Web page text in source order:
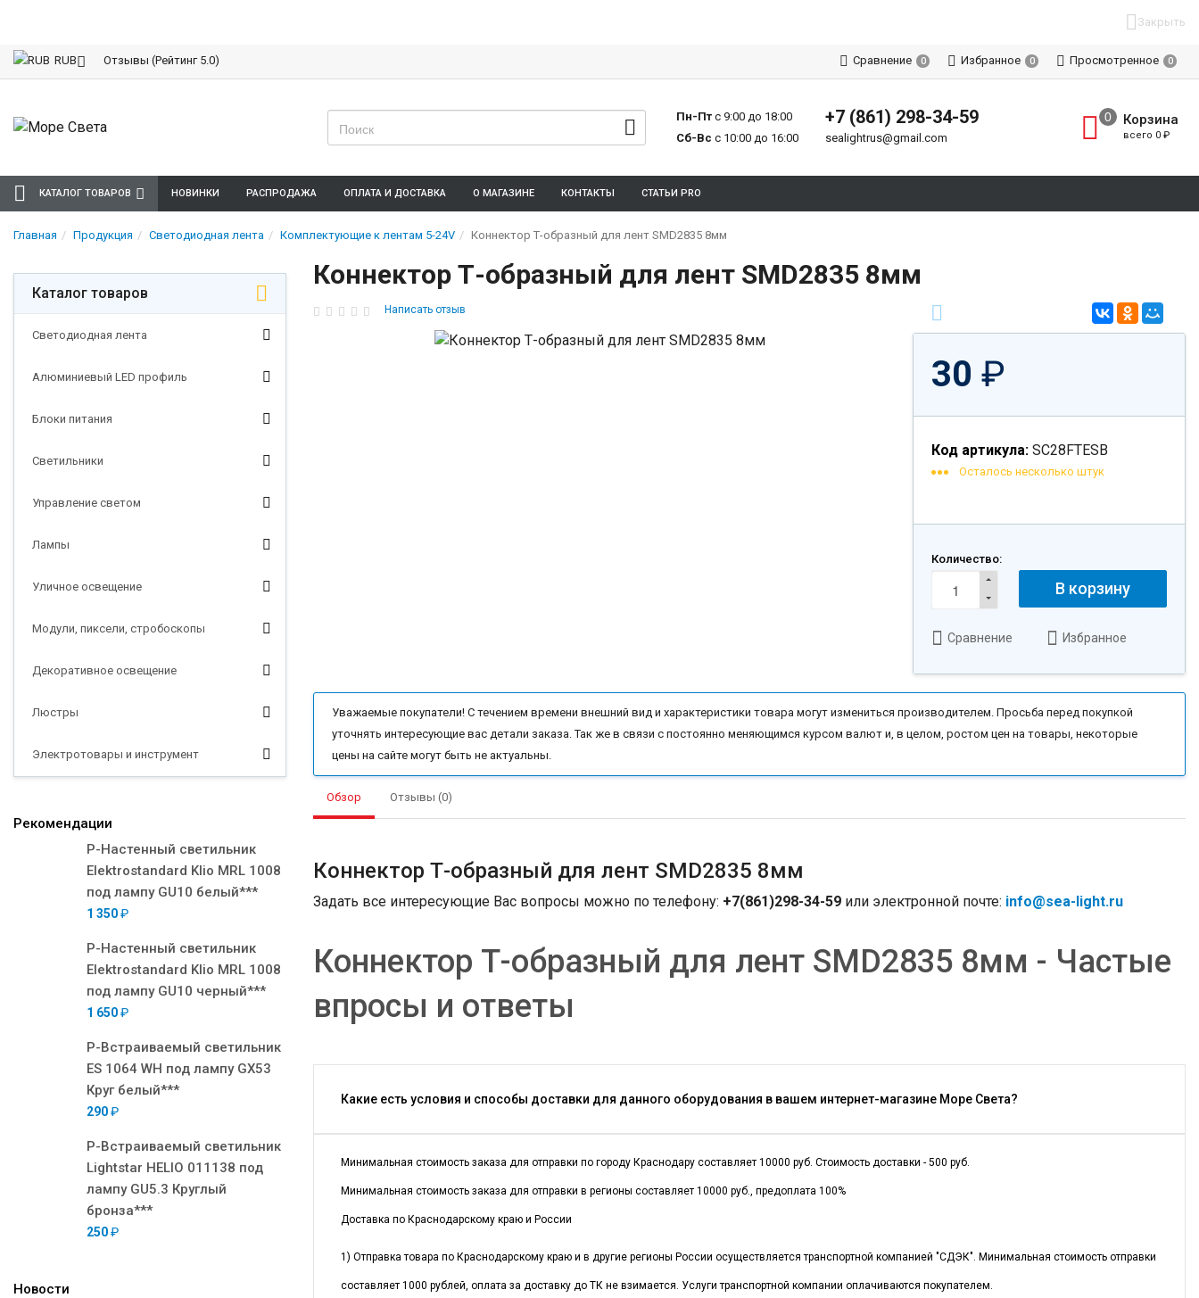
Закрыть
RUB Отзывы (Рейтинг 5.0) Сравнение 0 Избранное 0 Просмотренное 0
Пн-Птс 9:00 до 18:00
Сб-Вс с 10:00 до 16:00
+7 (861) 298-34-59
sealightrus@gmail.com
Корзина
всего 0 ₽
КАТАЛОГ ТОВАРОВ НОВИНКИ РАСПРОДАЖА ОПЛАТА И ДОСТАВКА О МАГАЗИНЕ КОНТАКТЫ СТАТЬИ PRO
Главная Продукция Светодиодная лента Комплектующие к лентам 5-24V Коннектор Т-образный для лент SMD2835 8мм
Каталог товаров
Светодиодная лента
Алюминиевый LED профиль
Блоки питания
Светильники
Управление светом
Лампы
Уличное освещение
Модули, пиксели, стробоскопы
Декоративное освещение
Люстры
Электротовары и инструмент
Рекомендации
Р-Настенный светильник
Elektrostandard Klio MRL 1008
под лампу GU10 белый***
1 350₽
Р-Настенный светильник
Elektrostandard Klio MRL 1008
под лампу GU10 черный***
1 650₽
Р-Встраиваемый светильник
ES 1064 WH под лампу GX53
Круг белый***
290₽
Р-Встраиваемый светильник
Lightstar HELIO 011138 под
лампу GU5.3 Круглый
бронза***
250₽
Новости
Коннектор Т-образный для лент SMD2835 8мм
Написать отзыв
30 ₽
Код артикула: SC28FTESB
Осталось несколько штук
Количество:
В корзину
Сравнение Избранное
Уважаемые покупатели! С течением времени внешний вид и характеристики товара могут измениться производителем. Просьба перед покупкой
уточнять интересующие вас детали заказа. Так же в связи с постоянно меняющимся курсом валют и, в целом, ростом цен на товары, некоторые
цены на сайте могут быть не актуальны.
Обзор Отзывы (0)
Коннектор Т-образный для лент SMD2835 8мм
Задать все интересующие Вас вопросы можно по телефону: +7(861)298-34-59 или электронной почте: info@sea-light.ru
Коннектор Т-образный для лент SMD2835 8мм - Частые
впросы и ответы
Какие есть условия и способы доставки для данного оборудования в вашем интернет-магазине Море Света?
Минимальная стоимость заказа для отправки по городу Краснодару составляет 10000 руб. Стоимость доставки - 500 руб.
Минимальная стоимость заказа для отправки в регионы составляет 10000 руб., предоплата 100%
Доставка по Краснодарскому краю и России
1) Отправка товара по Краснодарскому краю и в другие регионы России осуществляется транспортной компанией "СДЭК". Минимальная стоимость отправки
составляет 1000 рублей, оплата за доставку до ТК не взимается. Услуги транспортной компании оплачиваются покупателем.